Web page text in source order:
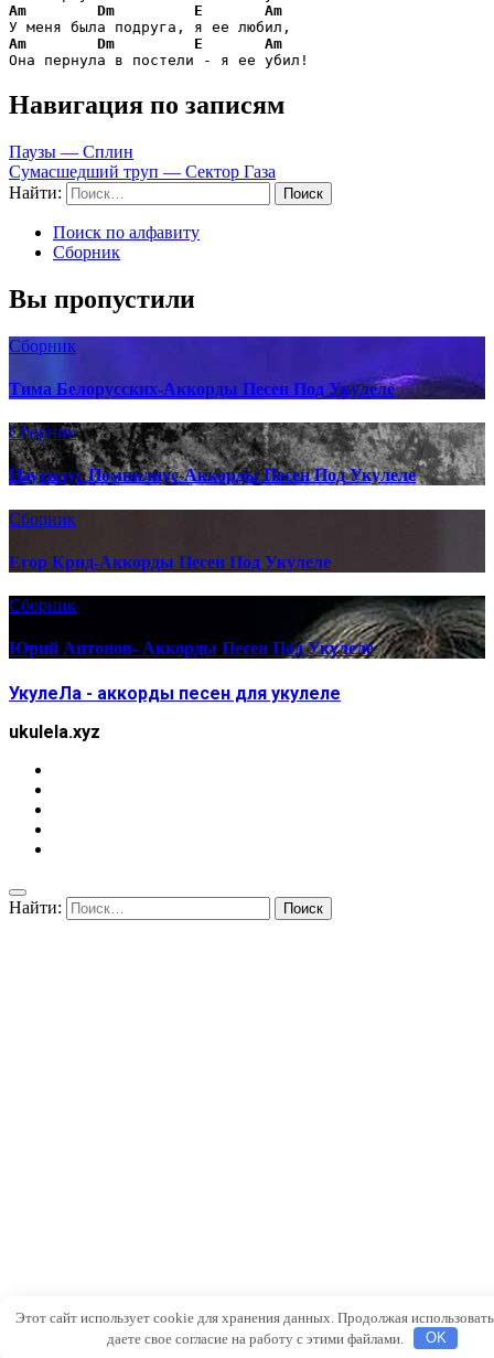
Am
Dm E
Am
Am
Dm E
Am
Она пернула в постели - я ее убил!
Навигация по записям
Паузы — Сплин
Сумасшедший труп — Сектор Газа
Найти:
Поиск по алфавиту
Сборник
Вы пропустили
Сборник
Тима Белорусских-Аккорды Песен Под Укулеле
Сборник
Наутилус Помпилиус-Аккорды Песен Под Укулеле
Сборник
Егор Крид-Аккорды Песен Под Укулеле
Сборник
Юрий Антонов- Аккорды Песен Под Укулеле
УкулеЛа - аккорды песен для укулеле
ukulela.xyz
Найти:
Этот сайт использует cookie для хранения данных. Продолжая
даете свое согласие на работу с этими файлами.
OK